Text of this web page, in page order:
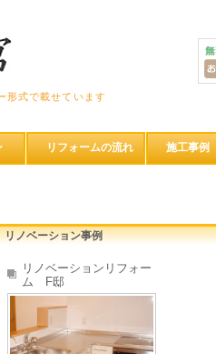
形式で載せています
リフォームの流れ 施工事例
リノベーション事例
リノベーションリフォー
ム F邸